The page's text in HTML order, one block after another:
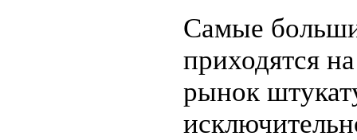
Самые
приходятся
рынок